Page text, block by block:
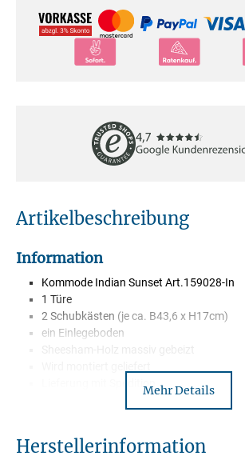
Artikelbeschreibung
Information
Kommode Indian Sunset Art.159028-In
1 Türe
2 Schubkästen (je ca. B43,6 x H17cm)
ein Einlegeboden
Beschreibung
Mehr Details
Herstellerinformation